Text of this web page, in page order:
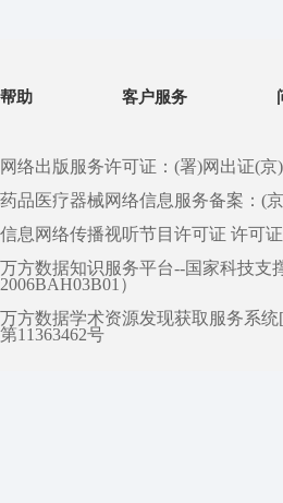
帮助 客户服务
网络出版服务许可证：(署)网出证(京
药品医疗器械网络信息服务备案：(
信息网络传播视听节目许可证 许可
万方数据知识服务平台--国家科技支
2006BAH03B01）
万方数据学术资源发现获取服务系
第11363462号